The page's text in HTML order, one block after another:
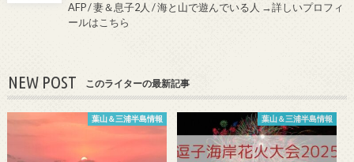
AFP / 妻＆息子2人 / 海と山で遊んでいる人 →詳しいプロフィ
ールはこちら
NEW POST このライターの最新記事
葉山＆三浦半島情報 葉山＆三浦半島情報